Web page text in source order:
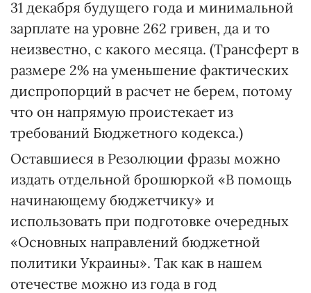
31 декабря будущего года и минимальной
зарплате на уровне 262 гривен, да и то
неизвестно, с какого месяца. (Трансферт в
размере 2% на уменьшение фактических
диспропорций в расчет не берем, потому
что он напрямую проистекает из
требований Бюджетного кодекса.)
Оставшиеся в Резолюции фразы можно
издать отдельной брошюркой «В помощь
начинающему бюджетчику» и
использовать при подготовке очередных
«Основных направлений бюджетной
политики Украины». Так как в нашем
отечестве можно из года в год